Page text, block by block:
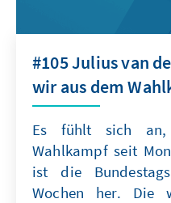
#105 Julius van
wir aus dem
Es fühlt sich
Wahlkampf seit
ist die
Wochen her. Die